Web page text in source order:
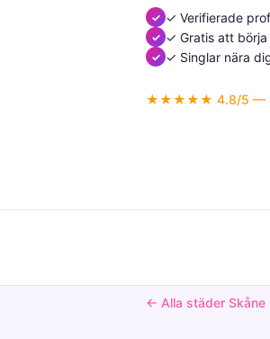
✓ Verifierade
✓ Gratis att börja
✓ Singlar nära
★★★★★ 4.8/5 —
← Alla städer Skåne